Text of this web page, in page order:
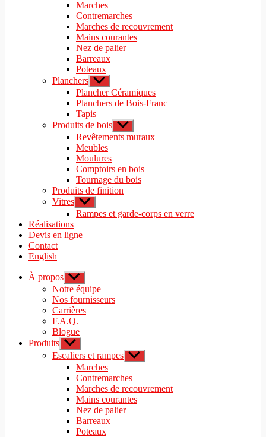
menu
le
menu
Marches
Contremarches
Marches de recouvrement
Mains courantes
Nez de palier
Barreaux
Poteaux
Planchers Afficher
le
sous-
menu
Plancher Céramiques
Planchers de Bois-Franc
Tapis
Produits de bois Afficher
le
sous-
Revêtements muraux
Meubles
Moulures
Comptoirs en bois
Tournage du bois
Produits de finition
Vitres Afficher
le
sous-
Rampes et garde-corps en verre
Réalisations
Devis en ligne
Contact
English
À propos Afficher
le
sous-
menu
Notre équipe
Nos fournisseurs
Carrières
F.A.Q.
Blogue
Produits Afficher
le
sous-
menu
Escaliers et rampes Afficher
le
menu
Marches
Contremarches
Marches de recouvrement
Mains courantes
Nez de palier
Barreaux
Poteaux